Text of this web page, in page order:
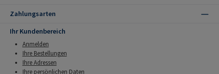
Zahlungsarten
Ihr Kundenbereich
Anmelden
Ihre Bestellungen
Ihre Adressen
Ihre persönlichen Daten